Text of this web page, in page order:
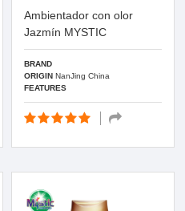
Ambientador con olor
Jazmín MYSTIC
BRAND
ORIGINNanJing China
FEATURES